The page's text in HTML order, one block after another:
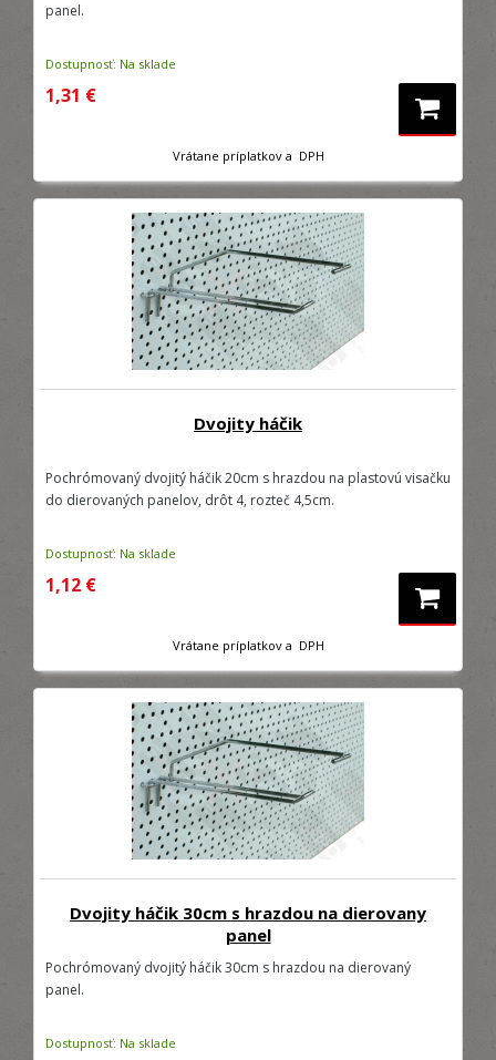
panel.
Dostupnosť: Na sklade
1,31 €
Vrátane príplatkov a DPH
Dvojity háčik
Pochrómovaný dvojitý háčik 20cm s hrazdou na plastovú visačku
do dierovaných panelov, drôt 4, rozteč 4,5cm.
Dostupnosť: Na sklade
1,12 €
Vrátane príplatkov a DPH
Dvojity háčik 30cm s hrazdou na dierovany
panel
Pochrómovaný dvojitý háčik 30cm s hrazdou na dierovaný
panel.
Dostupnosť: Na sklade